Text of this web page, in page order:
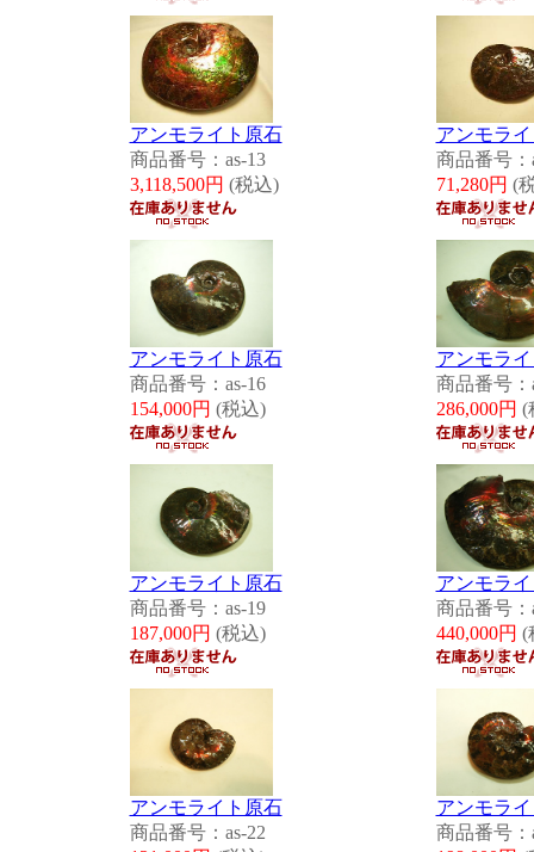
アンモライト原石
商品番号：as-13
3,118,500円 (税込)
アンモラ
商品番号：
71,280円 (
アンモライト原石
商品番号：as-16
154,000円 (税込)
アンモラ
商品番号：
286,000円 (
アンモライト原石
商品番号：as-19
187,000円 (税込)
アンモラ
商品番号：
440,000円 (
アンモライト原石
商品番号：as-22
アンモラ
商品番号：